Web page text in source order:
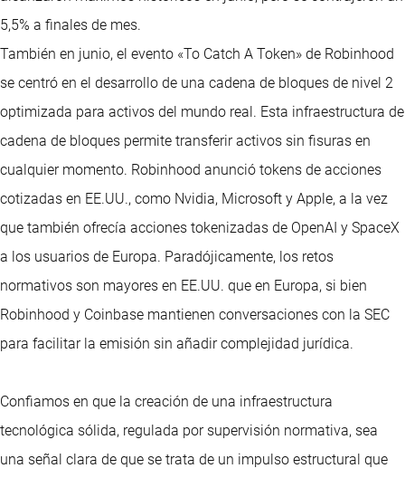
5,5% a finales de mes.
También en junio, el evento «To Catch A Token» de Robinhood
se centró en el desarrollo de una cadena de bloques de nivel 2
optimizada para activos del mundo real. Esta infraestructura de
cadena de bloques permite transferir activos sin fisuras en
cualquier momento. Robinhood anunció tokens de acciones
cotizadas en EE.UU., como Nvidia, Microsoft y Apple, a la vez
que también ofrecía acciones tokenizadas de OpenAI y SpaceX
a los usuarios de Europa. Paradójicamente, los retos
normativos son mayores en EE.UU. que en Europa, si bien
Robinhood y Coinbase mantienen conversaciones con la SEC
para facilitar la emisión sin añadir complejidad jurídica.
Confiamos en que la creación de una infraestructura
tecnológica sólida, regulada por supervisión normativa, sea
una señal clara de que se trata de un impulso estructural que